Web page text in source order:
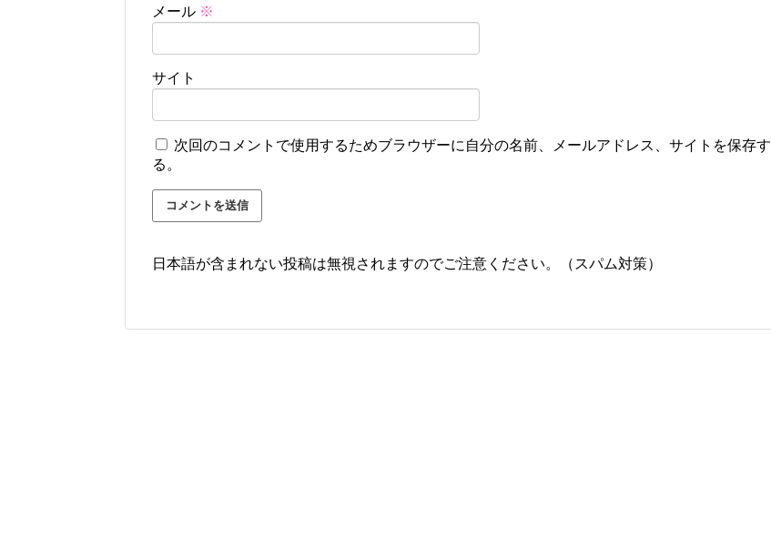
メール ※
サイト
次回のコメントで使用するためブラウザーに自分の名前、メールアドレス、サイトを保存す
る。
日本語が含まれない投稿は無視されますのでご注意ください。（スパム対策）